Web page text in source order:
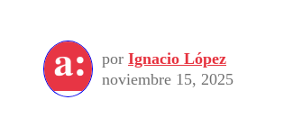
por Ignacio López
noviembre 15, 2025